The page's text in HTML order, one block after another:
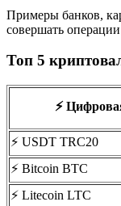
Примеры банков,
совершать
Топ 5
⚡️
⚡️ USDT TRC20
⚡️ Bitcoin BTC
⚡️ Litecoin LTC